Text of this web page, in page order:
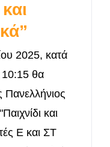
2025, κατά
10:15 θα
Πανελλήνιος
και
Ε και ΣΤ